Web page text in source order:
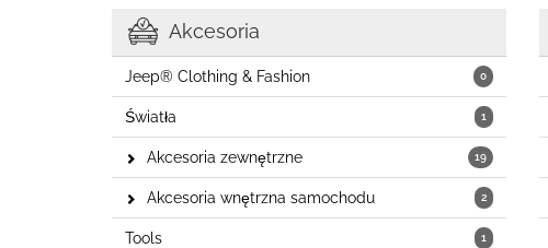
Akcesoria
0
Jeep® Clothing & Fashion
1
Światła
19
Akcesoria zewnętrzne
2
Akcesoria wnętrzna samochodu
1
Tools